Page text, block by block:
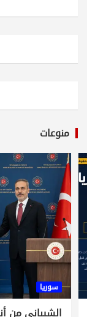
منوعات
سوريا
الشيباني من